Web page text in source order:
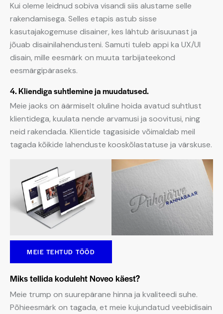
Kui oleme leidnud sobiva visandi siis alustame selle
rakendamisega. Selles etapis astub sisse
kasutajakogemuse disainer, kes lähtub ärisuunast ja
jõuab disainilahendusteni. Samuti tuleb appi ka UX/UI
disain, mille eesmärk on muuta tarbijateekond
eesmärgipäraseks.
4. Kliendiga suhtlemine ja muudatused.
Meie jaoks on äärmiselt oluline hoida avatud suhtlust
klientidega, kuulata nende arvamusi ja soovitusi, ning
neid rakendada. Klientide tagasiside võimaldab meil
tagada kõikide lahenduste kooskõlastatuse ja värskuse.
MEIE TEHTUD TÖÖD
Miks tellida koduleht Noveo käest?
Meie trump on suurepärane hinna ja kvaliteedi suhe.
Põhieesmärk on tagada, et meie kujundatud veebidisain